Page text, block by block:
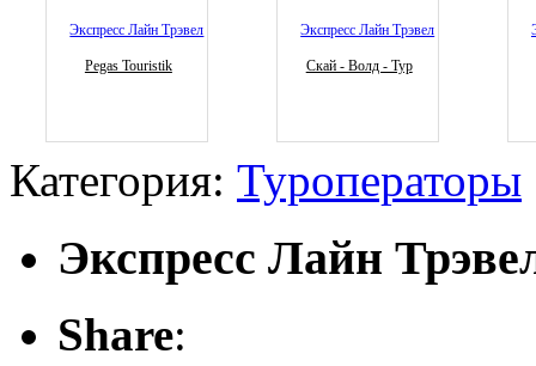
Pegas Touristik Скай - Волд - Тур
Категория: Туроператоры
Экспресс Лайн
Share: